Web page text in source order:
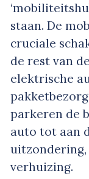
staan. De
cruciale
de rest van
elektrische
parkeren de
auto tot aan
uitzondering,
verhuizing.